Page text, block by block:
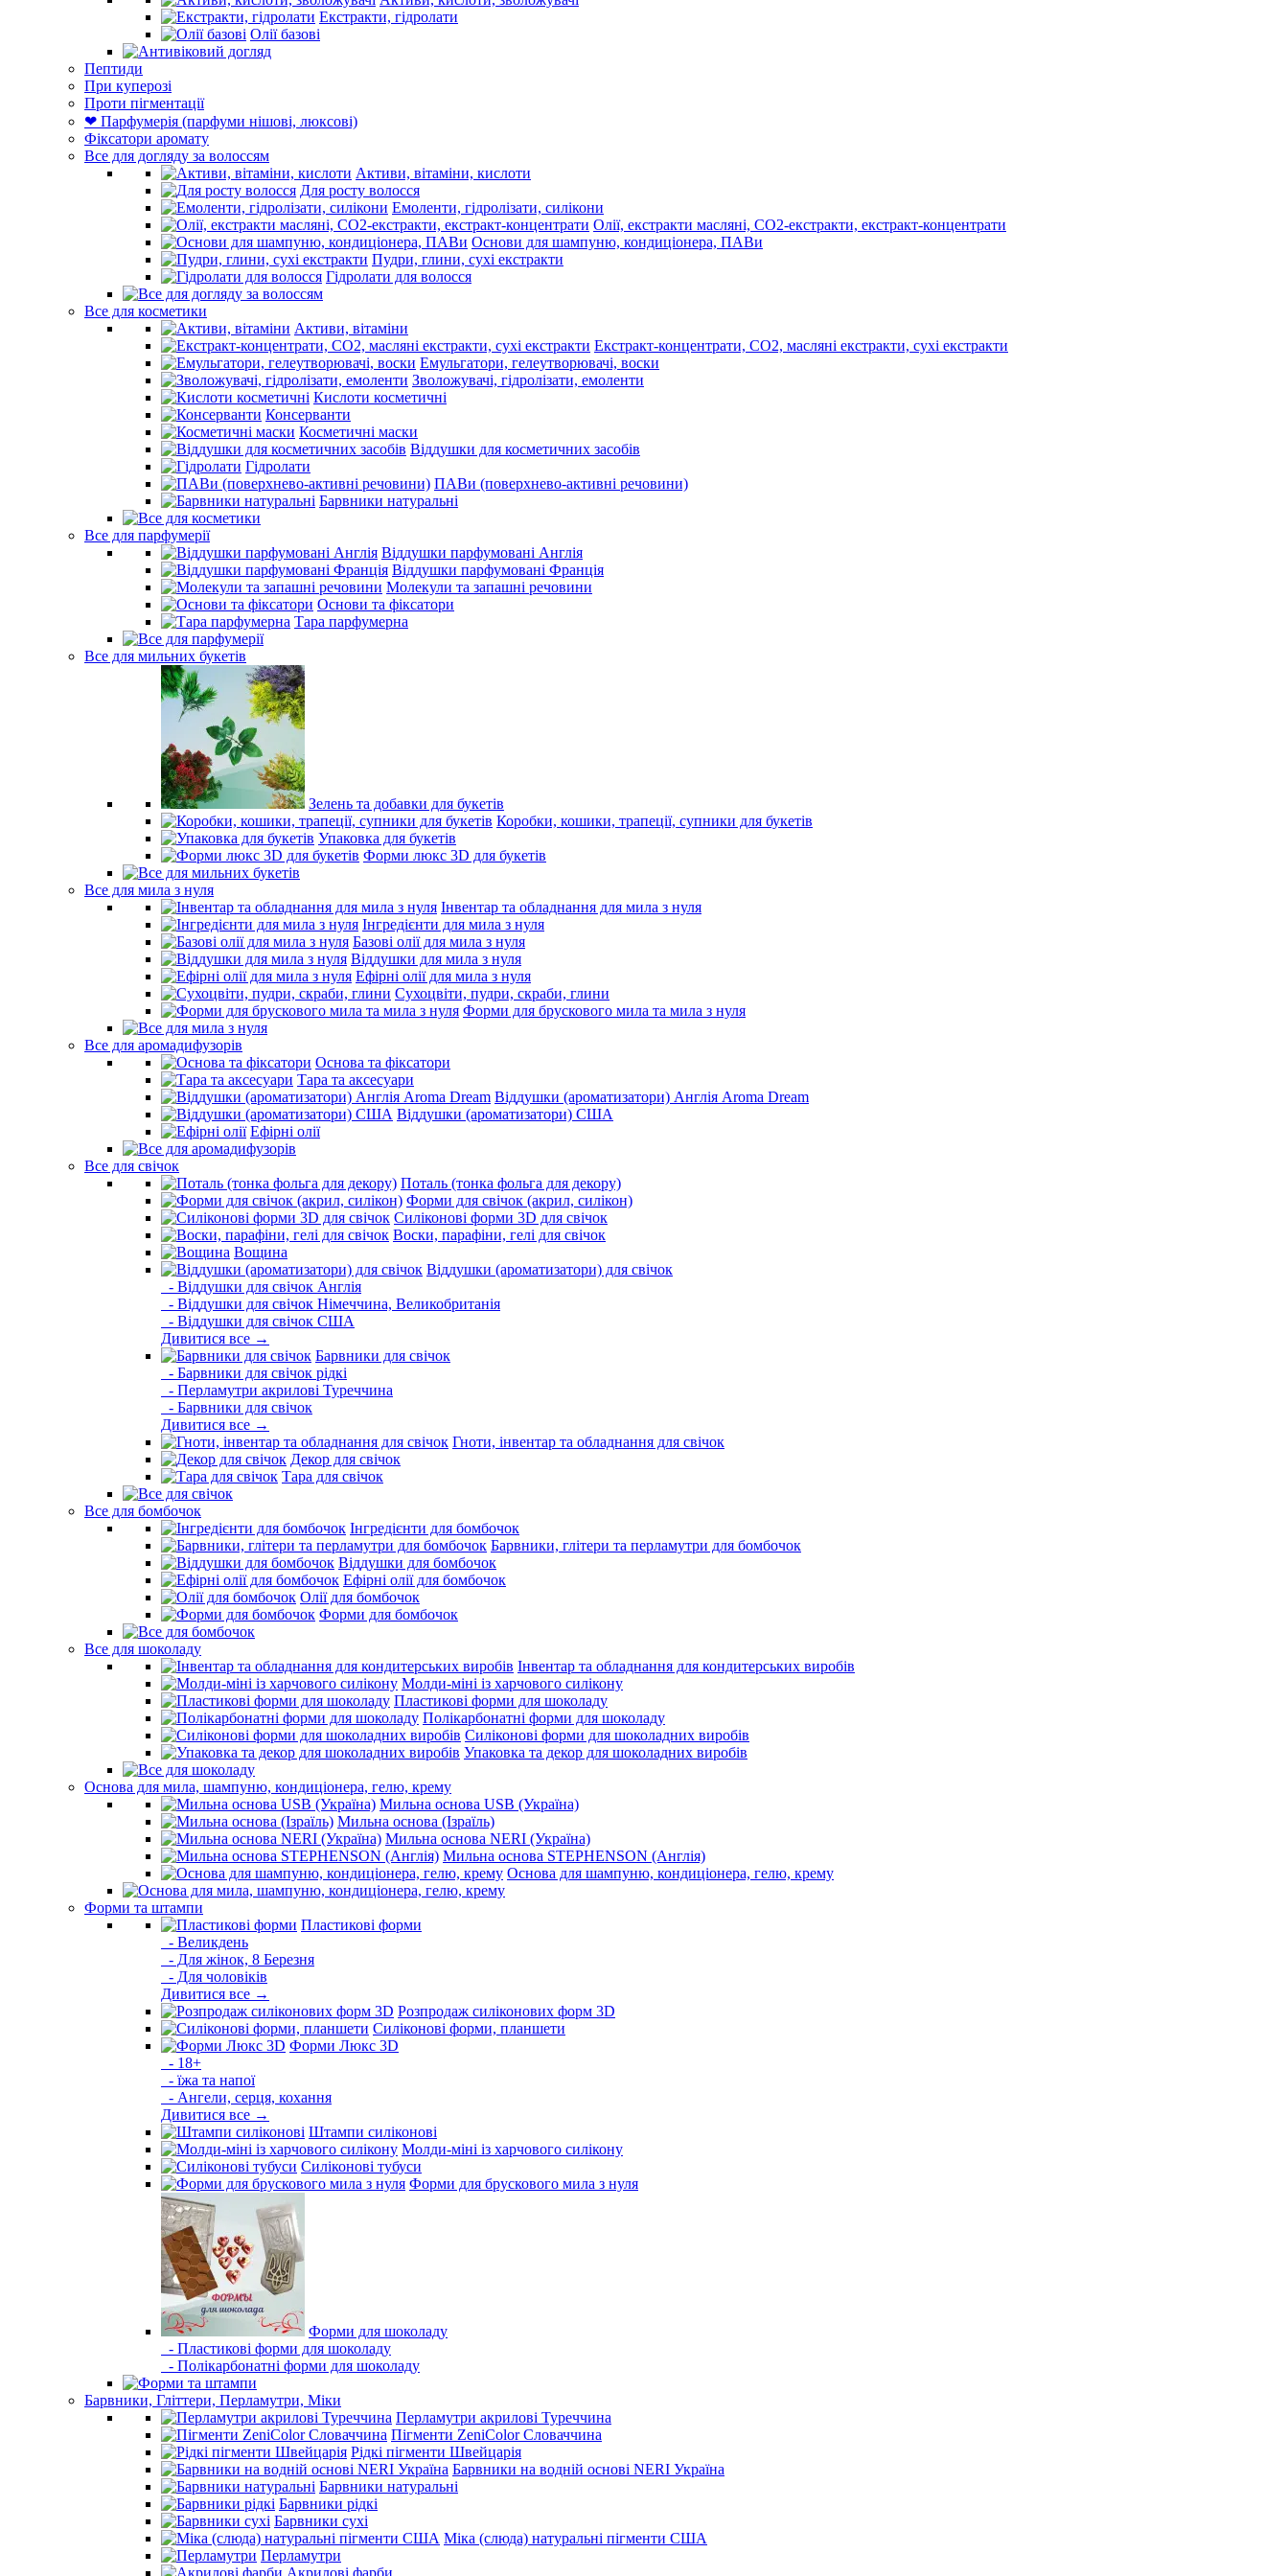
Екстракти, гідролати
Олії базові
Пептиди
При куперозі
Проти пігментації
❤ Парфумерія (парфуми нішові, люксові)
Фіксатори аромату
Все для догляду за волоссям
Активи, вітаміни, кислоти
Для росту волосся
Емоленти, гідролізати, силікони
Олії, екстракти масляні, СО2-екстракти, екстракт-концентрати
Основи для шампуню, кондиціонера, ПАВи
Пудри, глини, сухі екстракти
Гідролати для волосся
Все для косметики
Активи, вітаміни
Екстракт-концентрати, СО2, масляні екстракти, сухі екстракти
Емульгатори, гелеутворювачі, воски
Зволожувачі, гідролізати, емоленти
Кислоти косметичні
Консерванти
Косметичні маски
Віддушки для косметичних засобів
Гідролати
ПАВи (поверхнево-активні речовини)
Барвники натуральні
Все для парфумерії
Віддушки парфумовані Англія
Віддушки парфумовані Франція
Молекули та запашні речовини
Основи та фіксатори
Тара парфумерна
Все для мильних букетів
Зелень та добавки для букетів
Коробки, кошики, трапеції, супники для букетів
Упаковка для букетів
Форми люкс 3D для букетів
Все для мила з нуля
Інвентар та обладнання для мила з нуля
Інгредієнти для мила з нуля
Базові олії для мила з нуля
Віддушки для мила з нуля
Ефірні олії для мила з нуля
Сухоцвіти, пудри, скраби, глини
Форми для брускового мила та мила з нуля
Все для аромадифузорів
Основа та фіксатори
Тара та аксесуари
Віддушки (ароматизатори) Англія Aroma Dream
Віддушки (ароматизатори) США
Ефірні олії
Все для свічок
Поталь (тонка фольга для декору)
Форми для свічок (акрил, силікон)
Силіконові форми 3D для свічок
Воски, парафіни, гелі для свічок
Вощина
Віддушки (ароматизатори) для свічок
- Віддушки для свічок Англія
- Віддушки для свічок Німеччина, Великобританія
- Віддушки для свічок США
Дивитися все →
Барвники для свічок
- Барвники для свічок рідкі
- Перламутри акрилові Туреччина
- Барвники для свічок
Дивитися все →
Гноти, інвентар та обладнання для свічок
Декор для свічок
Тара для свічок
Все для бомбочок
Інгредієнти для бомбочок
Барвники, глітери та перламутри для бомбочок
Віддушки для бомбочок
Ефірні олії для бомбочок
Олії для бомбочок
Форми для бомбочок
Все для шоколаду
Інвентар та обладнання для кондитерських виробів
Молди-міні із харчового силікону
Пластикові форми для шоколаду
Полікарбонатні форми для шоколаду
Силіконові форми для шоколадних виробів
Упаковка та декор для шоколадних виробів
Основа для мила, шампуню, кондиціонера, гелю, крему
Мильна основа USB (Україна)
Мильна основа (Ізраїль)
Мильна основа NERI (Україна)
Мильна основа STEPHENSON (Англія)
Основа для шампуню, кондиціонера, гелю, крему
Форми та штампи
Пластикові форми
- Великдень
- Для жінок, 8 Березня
- Для чоловіків
Дивитися все →
Розпродаж силіконових форм 3D
Силіконові форми, планшети
Форми Люкс 3D
- 18+
- їжа та напої
- Ангели, серця, кохання
Дивитися все →
Штампи силіконові
Молди-міні із харчового силікону
Силіконові тубуси
Форми для брускового мила з нуля
Форми для шоколаду
- Пластикові форми для шоколаду
- Полікарбонатні форми для шоколаду
Барвники, Гліттери, Перламутри, Міки
Перламутри акрилові Туреччина
Пігменти ZeniColor Словаччина
Рідкі пігменти Швейцарія
Барвники на водній основі NERI Україна
Барвники натуральні
Барвники рідкі
Барвники сухі
Міка (слюда) натуральні пігменти США
Перламутри
Акрилові фарби